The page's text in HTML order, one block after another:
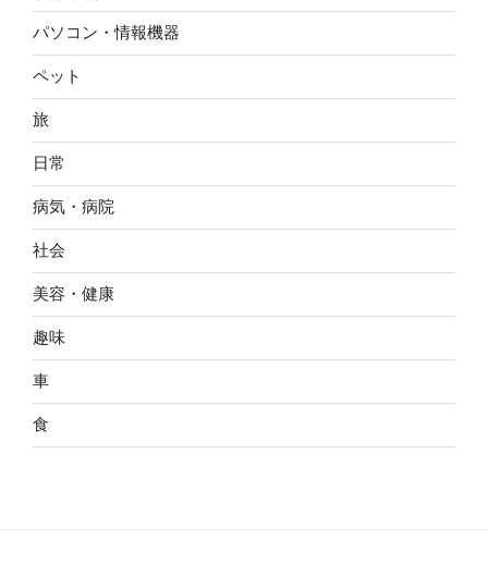
パソコン・情報機器
ペット
旅
日常
病気・病院
社会
美容・健康
趣味
車
食